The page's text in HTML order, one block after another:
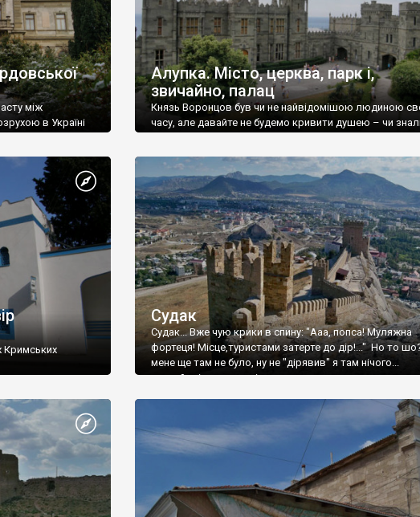
між
в Україні
Алупка. Місто, церква, парк і,
звичайно, палац
Князь Воронцов був чи не найвідомішою людиною
часу, але давайте не будемо кривити душею – чи
Кримських
Судак
Судак... Вже чую крики в спину: "Ааа, попса! Муляжна
фортеця! Місце,туристами затерте до дір!..." Но то
мене ще там не було, ну не "дірявив" я там нічого...
принаймні до цього літа.